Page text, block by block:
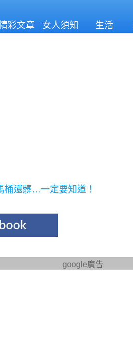
彩文章 女人須知 生活
桶還髒…一定要知道！
google廣告